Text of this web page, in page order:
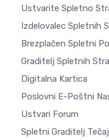
Ustvarite Spletno
Izdelovalec Spletnih
Brezplačen Spletni
Graditelj Spletnih
Digitalna Kartica
Poslovni E-Poštni
Ustvari Forum
Spletni Graditelj